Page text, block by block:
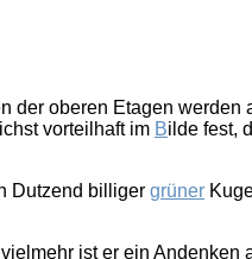
der oberen Etagen werden
vorteilhaft im Bilde fest,
Dutzend billiger grüner
ist er ein Andenken